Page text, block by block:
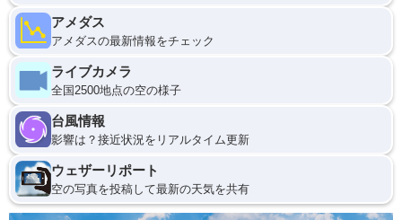
アメダス
アメダスの最新情報をチェック
ライブカメラ
全国2500地点の空の様子
台風情報
影響は？接近状況をリアルタイム更新
ウェザーリポート
空の写真を投稿して最新の天気を共有